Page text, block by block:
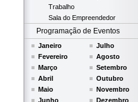
Trabalho
Sala do Empreendedor
Programação de Eventos
Janeiro
Fevereiro
Março
Abril
Maio
Junho
Julho
Agosto
Setembro
Outubro
Novembro
Dezembro